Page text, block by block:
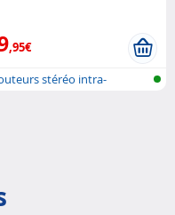
,95€
stéréo intra-